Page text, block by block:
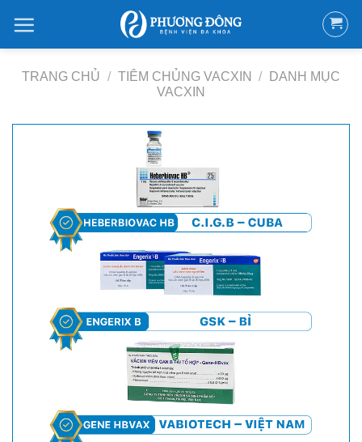
qua
nội
dungTRANG CHỦ / TIÊM CHỦNG VACXIN /
DANH MỤC
VACXIN